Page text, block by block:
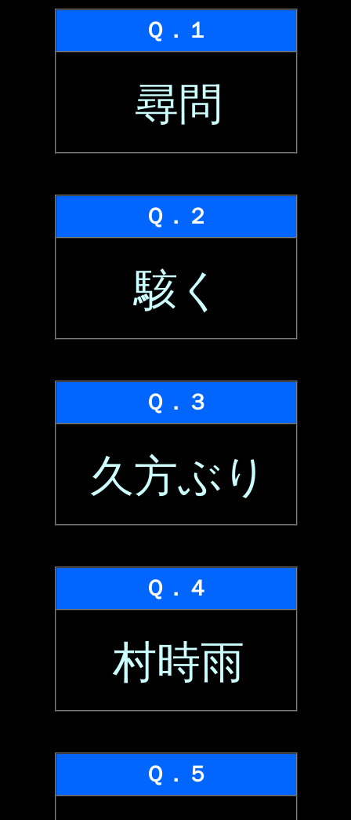
Ｑ．１
尋問
Ｑ．２
駭く
Ｑ．３
久方ぶり
Ｑ．４
村時雨
Ｑ．５